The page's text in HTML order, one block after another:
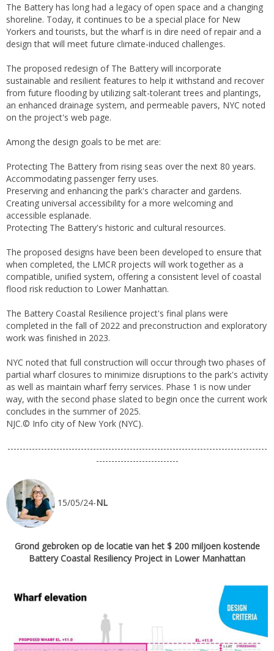
The Battery has long had a legacy of open space and a changing
shoreline. Today, it continues to be a special place for New
Yorkers and tourists, but the wharf is in dire need of repair and a
design that will meet future climate-induced challenges.
The proposed redesign of The Battery will incorporate
sustainable and resilient features to help it withstand and recover
from future flooding by utilizing salt-tolerant trees and plantings,
an enhanced drainage system, and permeable pavers, NYC noted
on the project's web page.
Among the design goals to be met are:
Protecting The Battery from rising seas over the next 80 years.
Accommodating passenger ferry uses.
Preserving and enhancing the park's character and gardens.
Creating universal accessibility for a more welcoming and
accessible esplanade.
Protecting The Battery's historic and cultural resources.
The proposed designs have been been developed to ensure that
when completed, the LMCR projects will work together as a
compatible, unified system, offering a consistent level of coastal
flood risk reduction to Lower Manhattan.
The Battery Coastal Resilience project's final plans were
completed in the fall of 2022 and preconstruction and exploratory
work was finished in 2023.
NYC noted that full construction will occur through two phases of
partial wharf closures to minimize disruptions to the park's activity
as well as maintain wharf ferry services. Phase 1 is now under
way, with the second phase slated to begin once the current work
concludes in the summer of 2025.
NJC.© Info city of New York (NYC).
-------------------------------------------------------------------------------------
---------------------------
15/05/24-NL
Grond gebroken op de locatie van het $ 200 miljoen kostende
Battery Coastal Resiliency Project in Lower Manhattan